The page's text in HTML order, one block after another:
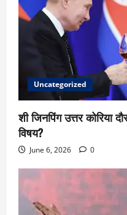
Uncategorized
शी जिनपिंग उत्तर कोरिया
विषय?
June 6, 2026 0